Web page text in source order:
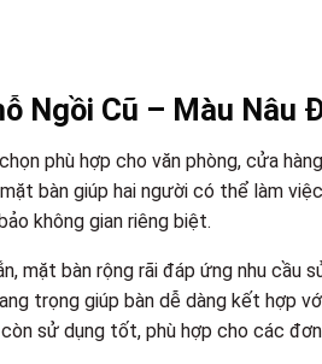
Ngồi Cũ – Màu Nâu
phù hợp cho văn phòng, cửa
bàn giúp hai người có thể làm
không gian riêng biệt.
mặt bàn rộng rãi đáp ứng nhu cầu
trọng giúp bàn dễ dàng kết hợp
còn sử dụng tốt, phù hợp cho các